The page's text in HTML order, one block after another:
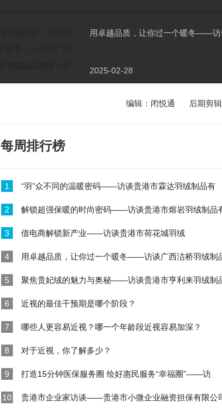
用卓越品质，让你过一个暖冬——访
2025-02-28
近视的最佳干预期是哪个阶段？
2024-09-05
2024-08-27
编辑：闭悦通 后期剪辑
每周排行榜
1 “羽”众不同的温暖密码——访谈贵港市霖达羽绒制品有
2 解锁超强保暖的时尚密码——访谈贵港市熔岩羽绒制品
3 借电商解锁新产业——访谈贵港市荷花城羽绒
4 用卓越品质，让你过一个暖冬——访谈广西洁桥羽绒制
5 聚焦贵妃绒的魅力与奥秘——访谈贵港市亨利来羽绒制
6 近视的最佳干预期是哪个阶段？
7 哪些人更容易近视？哪一个年龄段近视容易加深？
8 对于近视，你了解多少？
9 打造15分钟医保服务圈 绘好惠民服务“幸福圈”——访
10 贵港市企业家访谈——贵港市小微企业融资担保有限公